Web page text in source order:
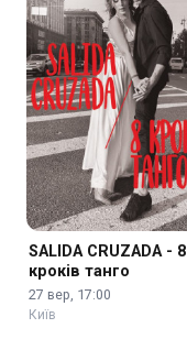
SALIDA CRUZADA - 8
кроків танго
27 вер, 17:00
Київ